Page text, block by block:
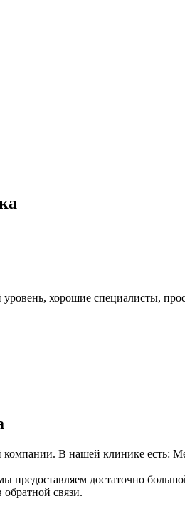
хорошие специалисты,
компании. В нашей клинике есть:
достаточно
связи.